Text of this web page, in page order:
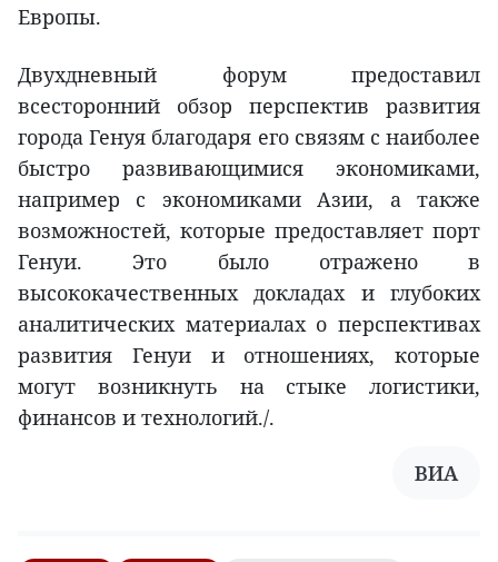
Европы.
Двухдневный форум предоставил
всесторонний обзор перспектив развития
города Генуя благодаря его связям с наиболее
быстро развивающимися экономиками,
например с экономиками Азии, а также
возможностей, которые предоставляет порт
Генуи. Это было отражено в
высококачественных докладах и глубоких
аналитических материалах о перспективах
развития Генуи и отношениях, которые
могут возникнуть на стыке логистики,
финансов и технологий./.
ВИА